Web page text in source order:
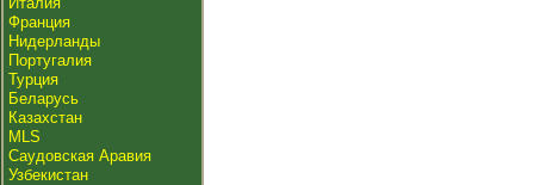
Франция
Нидерланды
Португалия
Турция
Беларусь
Казахстан
MLS
Саудовская Аравия
Узбекистан